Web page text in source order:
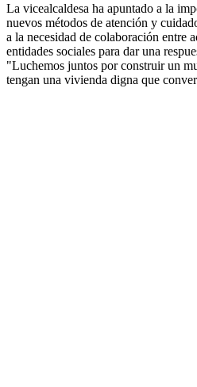
La vicealcaldesa ha apuntado a la
nuevos métodos de atención y
a la necesidad de colaboración entre
entidades sociales para dar una
"Luchemos juntos por construir un
tengan una vivienda digna que